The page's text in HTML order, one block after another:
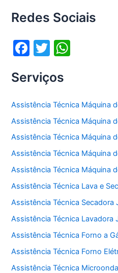
b
o
o
k
A
p
Redes Sociais
F
c
e
b
o
o
k
T
itt
er s
A
p
p
Serviços
Assistência Técnica Máquina
Assistência Técnica Máquina
Assistência Técnica Máquina
Assistência Técnica Máquina
Assistência Técnica Máquina
Assistência Técnica Lava e
Assistência Técnica Secadora
Assistência Técnica Lavadora
Assistência Técnica Forno a
Assistência Técnica Forno
Assistência Técnica